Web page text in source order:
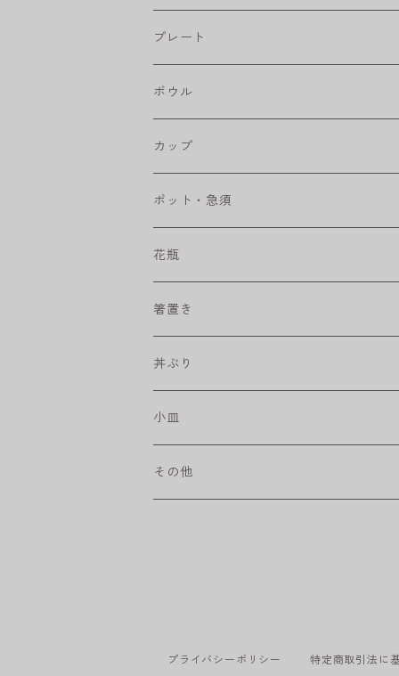
フラワーパレード
八角シリーズ
RONDE
ベベルボウル
プリーツ
藍駒
ワビカップ
ハンディ小皿
和ミモザ
プレート
楕円皿
丸皿
長皿
角皿
取皿
盛皿
カレー＆パスタ皿
ボウル
大鉢
中鉢
小鉢
カップ
カップ
マグカップ
フリーカップ
そば猪口
ポット・急須
花瓶
水差し
箸置き
丼ぶり
小皿
その他
プライバシーポリシー 特定商取引法に